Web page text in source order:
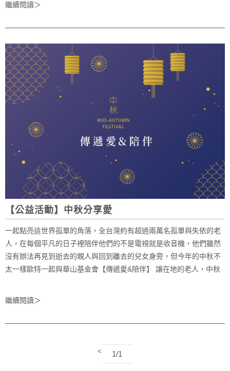
繼續閱讀＞
【公益活動】中秋分享愛
一起點亮這世界孤單的角落，全台灣約有超過兩萬名孤單與失依的老
人，在每個平凡的日子裡陪伴他們的不是電視就是收音機，他們雖然
沒有辦法再見到逝去的親人與回到離去的兒女身旁，但今年的中秋不
太一樣歐特一起與華山基金會【傳遞愛&陪伴】 讓在地的老人，中秋
繼續閱讀＞
< 1/1